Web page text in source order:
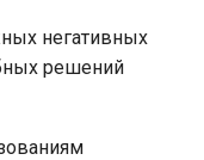
негативных
решений